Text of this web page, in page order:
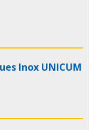
Inox UNICUM